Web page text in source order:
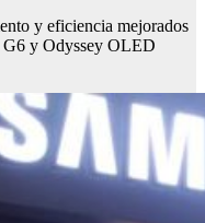
y eficiencia mejorados
y Odyssey OLED